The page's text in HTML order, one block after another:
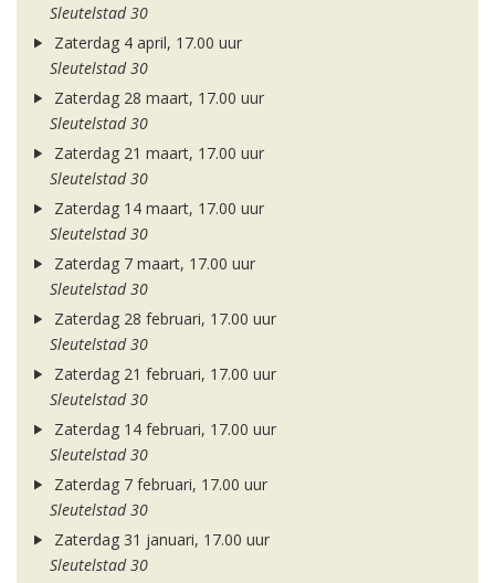
Sleutelstad 30
Zaterdag 4 april, 17.00 uur
Sleutelstad 30
Zaterdag 28 maart, 17.00 uur
Sleutelstad 30
Zaterdag 21 maart, 17.00 uur
Sleutelstad 30
Zaterdag 14 maart, 17.00 uur
Sleutelstad 30
Zaterdag 7 maart, 17.00 uur
Sleutelstad 30
Zaterdag 28 februari, 17.00 uur
Sleutelstad 30
Zaterdag 21 februari, 17.00 uur
Sleutelstad 30
Zaterdag 14 februari, 17.00 uur
Sleutelstad 30
Zaterdag 7 februari, 17.00 uur
Sleutelstad 30
Zaterdag 31 januari, 17.00 uur
Sleutelstad 30